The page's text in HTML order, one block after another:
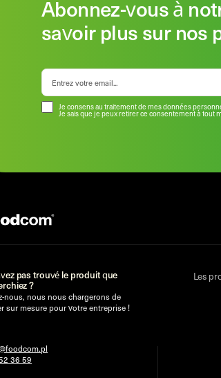
Abonnez-vous à
savoir plus sur nos
Je consens au traitement de mes données
Je sais que je peux retirer ce consentement à tout
pas trouvé le produit que
?
nous, nous nous chargerons de
sur mesure pour votre entreprise !
36 59
Les